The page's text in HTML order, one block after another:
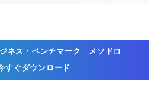
ネス・ベンチマーク メソドロ
すぐダウンロード